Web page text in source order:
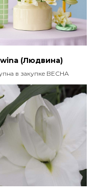
(Людвина)
в закупке ВЕСНА